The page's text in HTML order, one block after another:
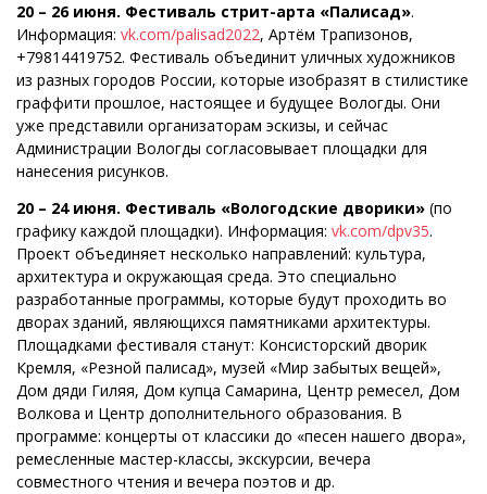
20 – 26 июня. Фестиваль стрит-арта «Палисад».
Информация: vk.com/palisad2022, Артём Трапизонов,
+79814419752. Фестиваль объединит уличных художников
из разных городов России, которые изобразят в стилистике
граффити прошлое, настоящее и будущее Вологды. Они
уже представили организаторам эскизы, и сейчас
Администрации Вологды согласовывает площадки для
нанесения рисунков.
20 – 24 июня. Фестиваль «Вологодские дворики» (по
графику каждой площадки). Информация: vk.com/dpv35.
Проект объединяет несколько направлений: культура,
архитектура и окружающая среда. Это специально
разработанные программы, которые будут проходить во
дворах зданий, являющихся памятниками архитектуры.
Площадками фестиваля станут: Консисторский дворик
Кремля, «Резной палисад», музей «Мир забытых вещей»,
Дом дяди Гиляя, Дом купца Самарина, Центр ремесел, Дом
Волкова и Центр дополнительного образования. В
программе: концерты от классики до «песен нашего двора»,
ремесленные мастер-классы, экскурсии, вечера
совместного чтения и вечера поэтов и др.